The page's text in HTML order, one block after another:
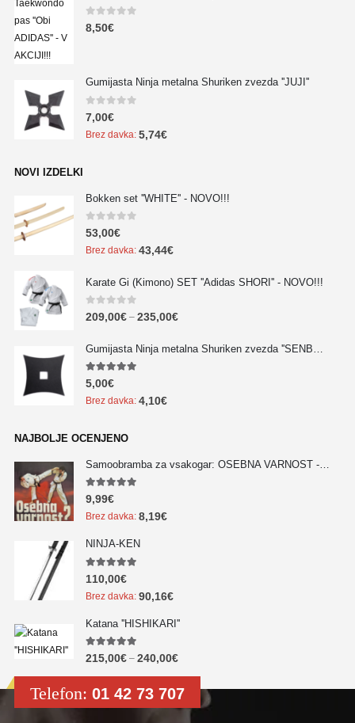
0 out of 5
8,50€
Gumijasta Ninja metalna Shuriken zvezda ''JUJI''
0out of 5
7,00€
Brez davka: 5,74€
NOVI IZDELKI
Bokken set ''WHITE'' - NOVO!!!
0out of 5
53,00€
Brez davka: 43,44€
Karate Gi (Kimono) SET ''Adidas SHORI'' - NOVO!!!
0out of 5
209,00€ – 235,00€
5.00out of 5
5,00€
Brez davka: 4,10€
NAJBOLJE OCENJENO
Samoobramba za vsakogar: OSEBNA VARNOST - NOVO!!!
5.00out of 5
9,99€
Brez davka: 8,19€
NINJA-KEN
5.00 out of 5
110,00€
Brez davka: 90,16€
Katana ''HISHIKARI''
5.00 out of 5
215,00€ – 240,00€
Telefon: 01 42 73 707